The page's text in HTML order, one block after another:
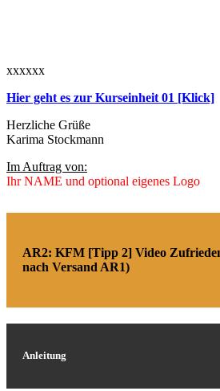
xxxxxx
Hier geht es zur Kurseinheit 01 [Klick]
Herzliche Grüße
Karima Stockmann
Im Auftrag von:
Ihr NAME und optional eigenes Logo
AR2: KFM [Tipp 2] Video
nach Versand AR1)
Anleitung